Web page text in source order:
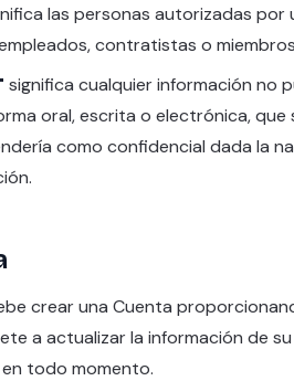
las personas autorizadas
contratistas o
significa cualquier información no
oral, escrita o electrónica,
como confidencial dada la
crear una Cuenta
a actualizar la información de
todo momento.